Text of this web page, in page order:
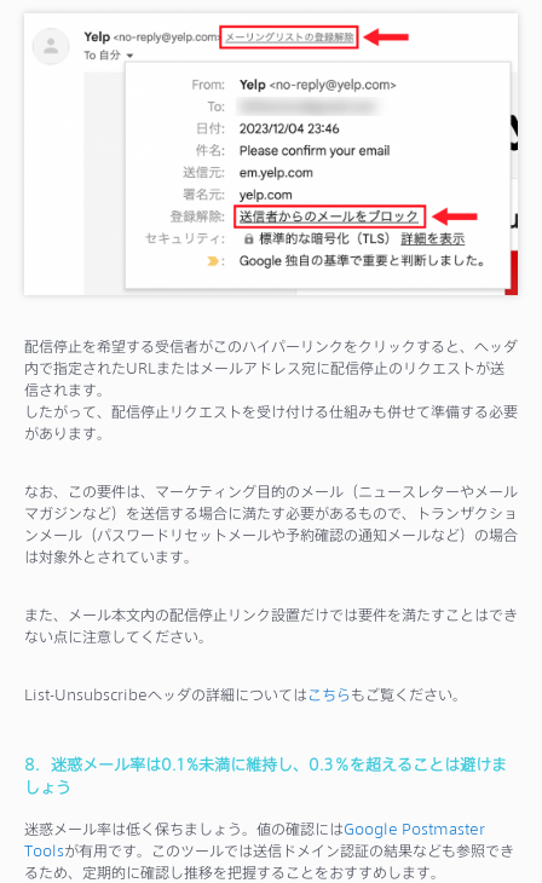
配信停止を希望する受信者がこのハイパーリンクをクリックすると、ヘッダ
内で指定されたURLまたはメールアドレス宛に配信停止のリクエストが送
信されます。
したがって、配信停止リクエストを受け付ける仕組みも併せて準備する必要
があります。
なお、この要件は、マーケティング目的のメール（ニュースレターやメール
マガジンなど）を送信する場合に満たす必要があるもので、トランザクショ
ンメール（パスワードリセットメールや予約確認の通知メールなど）の場合
は対象外とされています。
また、メール本文内の配信停止リンク設置だけでは要件を満たすことはでき
ない点に注意してください。
List-Unsubscribeヘッダの詳細についてはこちらもご覧ください。
8．迷惑メール率は0.1%未満に維持し、0.3％を超えることは避けま
しょう
迷惑メール率は低く保ちましょう。値の確認にはGoogle Postmaster
Toolsが有用です。このツールでは送信ドメイン認証の結果なども参照でき
るため、定期的に確認し推移を把握することをおすすめします。